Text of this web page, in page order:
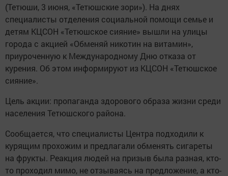
(Тетюши, 3 июня, «Тетюшские зори»). На днях
специалисты отделения социальной помощи семье и
детям КЦСОН «Тетюшское сияние» вышли на улицы
города с акцией «Обменяй никотин на витамин»,
приуроченную к Международному Дню отказа от
курения. Об этом информируют из КЦСОН «Тетюшское
сияние».
Цель акции: пропаганда здорового образа жизни среди
населения Тетюшского района.
Сообщается, что специалисты Центра подходили к
курящим прохожим и предлагали обменять сигареты
на фрукты. Реакция людей на призыв была разная, кто-
то проходил мимо, не отзываясь на предложение, а кто-